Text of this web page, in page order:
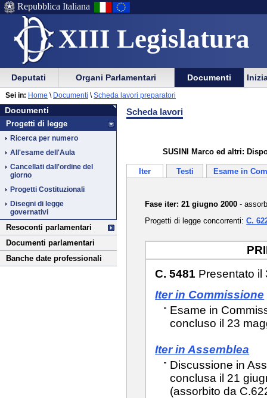
XIII Legislatura
Menu
di
ausilio
alla
navigazione
Vai
Menu
di
navigazione
principale
Repubblica Italiana
Menu
di
navigazione
principale
Vai
menu
di
sezione
Deputati Organi Parlamentari Documenti
Documenti
Vai
al
contenuto
Documenti
Progetti di legge
Ricerca per numero
All'esame dell'Aula
Cancellati dall'ordine del
giorno
Progetti Costituzionali
Disegni di legge
governativi
Resoconti parlamentari
Documenti parlamentari
Banche date professionali
Sei in: Home \ Documenti \ Scheda lavori preparatori
Scheda lavori
SUSINI Marco ed altri:
Iter Testi Esame in
Fase iter: 21 giugno 2000 -
Progetti di legge concorrenti:C.
C. 5481 Presentato il
Iter in Commissione
Esame in
concluso il 23
Iter in Assemblea
Discussione in
conclusa il 21
(assorbito da